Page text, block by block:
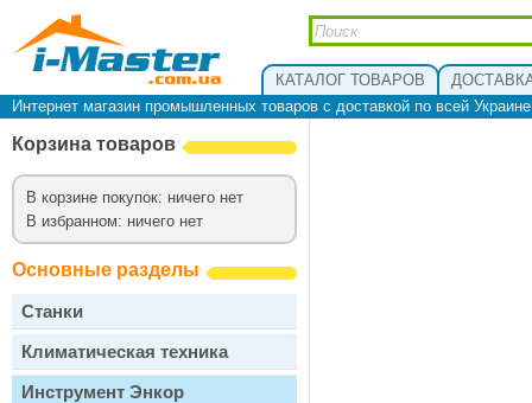
КАТАЛОГ ТОВАРОВ
Интернет магазин промышленных товаров с доставкой по всей
Корзина товаров
В корзине покупок: ничего нет
В избранном: ничего нет
Основные разделы
Станки
Климатическая техника
Инструмент Энкор